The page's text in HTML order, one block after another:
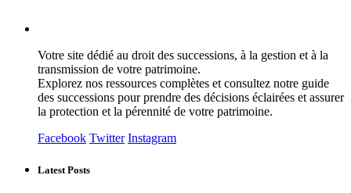
Votre site dédié au droit des successions, à la gestion et à la
transmission de votre patrimoine.
Explorez nos ressources complètes et consultez notre guide
des successions pour prendre des décisions éclairées et assurer
la protection et la pérennité de votre patrimoine.
Facebook Twitter Instagram
Latest Posts